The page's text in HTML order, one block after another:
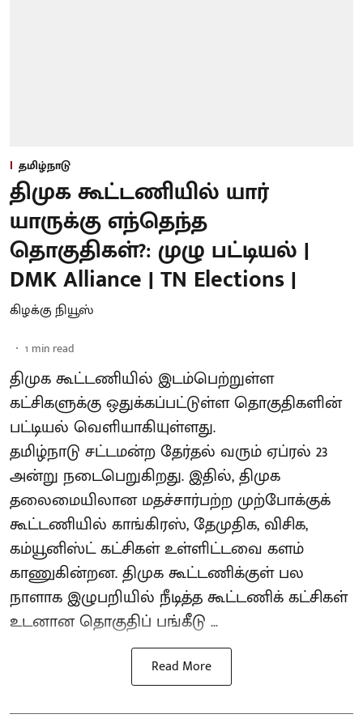
தமிழ்நாடு
திமுக கூட்டணியில் யார்
யாருக்கு எந்தெந்த
தொகுதிகள்?: முழு பட்டியல் |
DMK Alliance | TN Elections |
கிழக்கு நியூஸ்
1 min read
திமுக கூட்டணியில் இடம்பெற்றுள்ள
கட்சிகளுக்கு ஒதுக்கப்பட்டுள்ள தொகுதிகளின்
பட்டியல் வெளியாகியுள்ளது.
தமிழ்நாடு சட்டமன்ற தேர்தல் வரும் ஏப்ரல் 23
அன்று நடைபெறுகிறது. இதில், திமுக
தலைமையிலான மதச்சார்பற்ற முற்போக்குக்
கூட்டணியில் காங்கிரஸ், தேமுதிக, விசிக,
கம்யூனிஸ்ட் கட்சிகள் உள்ளிட்டவை களம்
காணுகின்றன. திமுக கூட்டணிக்குள் பல
நாளாக இழுபறியில் நீடித்த கூட்டணிக் கட்சிகள்
உடனான தொகுதிப் பங்கீடு ...
Read More